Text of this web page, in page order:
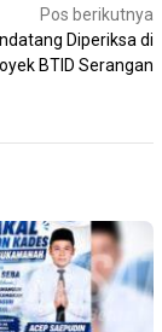
Pos berikutnya
Diperiksa di
BTID Serangan